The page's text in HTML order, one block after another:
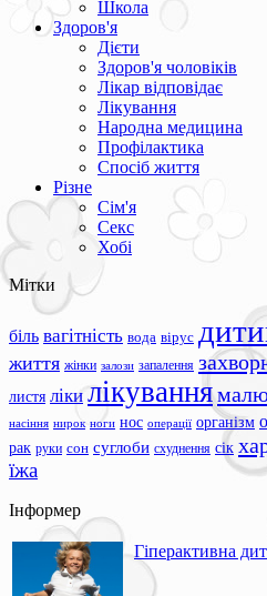
Школа
Здоров'я
Дієти
Здоров'я чоловіків
Лікар відповідає
Лікування
Народна медицина
Профілактика
Спосіб життя
Різне
Сім'я
Секс
Хобі
Мітки
біль вагітність вода вірус
життя жінки залози запалення
листя ліки лікування
насіння нирок ноги нос операції організм
рак руки сон суглоби схуднення сік
їжа
Інформер
Гіперактивна